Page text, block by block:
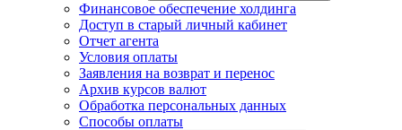
Финансовое обеспечение холдинга
Доступ в старый личный кабинет
Отчет агента
Условия оплаты
Заявления на возврат и перенос
Архив курсов валют
Обработка персональных данных
Способы оплаты